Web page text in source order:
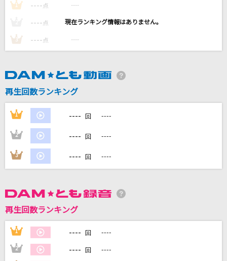
瀬戸の花嫁
小柳ルミ子(rumico)
[生音]恋をして
HUNTR/X
カラオケ最新情報をチェック！
1 ---- 点 ----
---- 点 ----
3 ---- 点 ----
再生回数ランキング
1 ---- 回 ----
2 ---- 回 ----
3 ---- 回 ----
再生回数ランキング
1 ---- 回 ----
2 ---- 回 ----